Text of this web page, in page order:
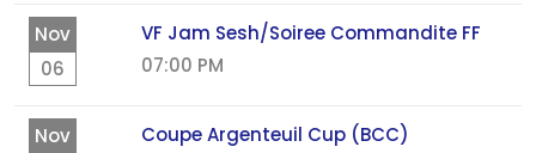
Nov
06
VF Jam Sesh/Soiree Commandite FF
07:00 PM
Nov
Coupe Argenteuil Cup (BCC)